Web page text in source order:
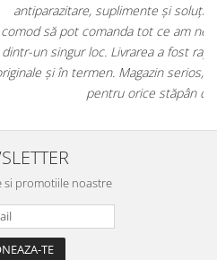
soluții de îngrijire. Este foarte
am nevoie pentru animalul meu
fost rapidă, iar produsele au fost
serios, bine organizat și foarte util
de animale.
si promotiile noastre